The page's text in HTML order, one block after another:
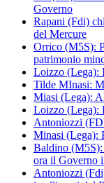
Governo
Rapani (Fdi)
del Mercure
Orrico (M5S):
patrimonio
Loizzo (Lega):
Tilde MInasi:
Miasi (Lega):
Loizzo (Lega):
Antoniozzi
Minasi (Lega):
Baldino (M5S):
ora il Governo
Antoniozzi